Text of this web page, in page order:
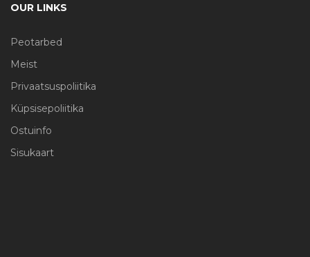
OUR LINKS
Peotarbed
Meist
Privaatsuspoliitika
Küpsisepoliitika
Ostuinfo
Sisukaart